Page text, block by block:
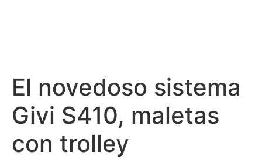
El novedoso sistema
Givi S410, maletas
con trolley